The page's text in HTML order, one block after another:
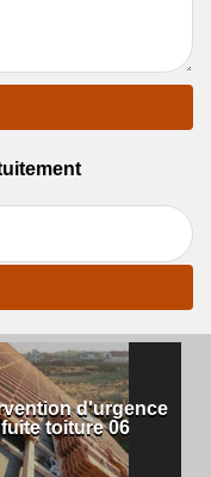
d'urgence
fuite toiture 06